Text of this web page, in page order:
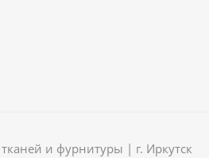
и фурнитуры | г. Иркутск